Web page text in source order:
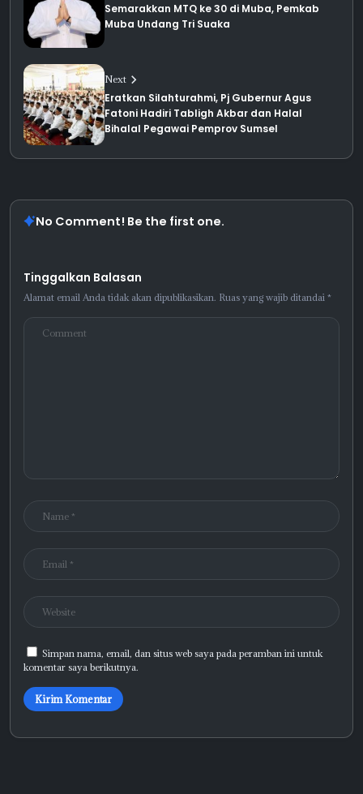
Semarakkan MTQ ke 30 di Muba, Pemkab
Muba Undang Tri Suaka
Next
Eratkan Silahturahmi, Pj Gubernur Agus
Fatoni Hadiri Tabligh Akbar dan Halal
Bihalal Pegawai Pemprov Sumsel
No Comment! Be the first one.
Tinggalkan Balasan
Alamat email Anda tidak akan dipublikasikan. Ruas yang wajib ditandai *
Simpan nama, email, dan situs web saya pada peramban ini untuk
komentar saya berikutnya.